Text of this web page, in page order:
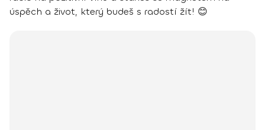
úspěch a život, který budeš s radostí žít! 😊